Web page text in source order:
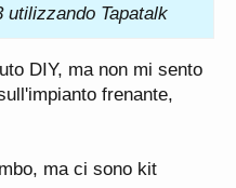
utilizzando Tapatalk
DIY, ma non mi sento
frenante,
ma ci sono kit